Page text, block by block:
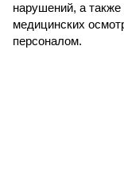
нарушений, а
медицинских
персоналом.